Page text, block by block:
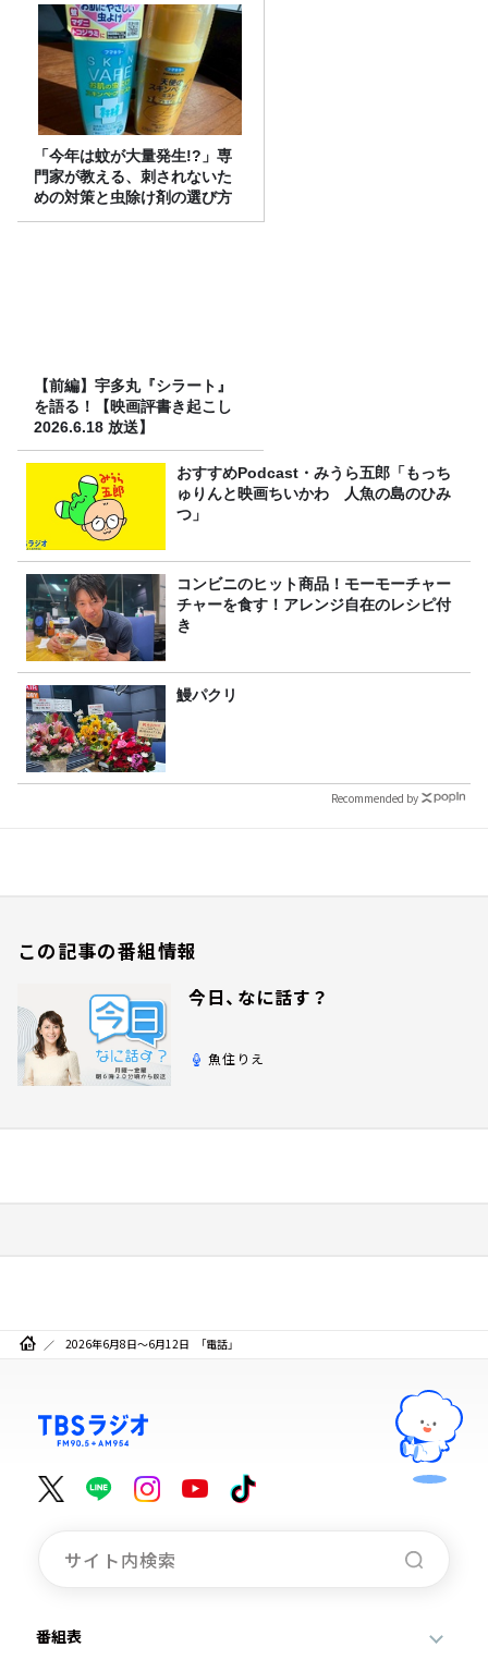
「今年は蚊が大量発生!?」専
門家が教える、刺されないた
めの対策と虫除け剤の選び方
【前編】宇多丸『シラート』
を語る！【映画評書き起こし
2026.6.18 放送】
おすすめPodcast・みうら五郎「もっち
ゅりんと映画ちいかわ 人魚の島のひみ
つ」
コンビニのヒット商品！モーモーチャー
チャーを食す！アレンジ自在のレシピ付
き
鰻パクリ
Recommended by
この記事の番組情報
今日、なに話す？
魚住りえ
2026年6月8日～6月12日 「電話」
番組表